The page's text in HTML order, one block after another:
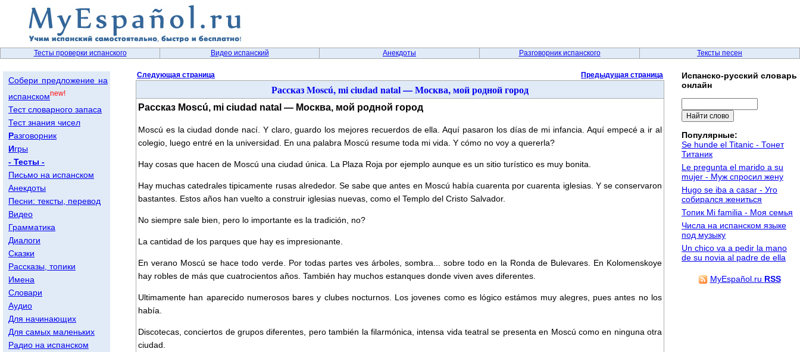
Тесты проверки испанского Видео испанский Анекдоты Разговорник испанского Тексты песен
Собери предложение на
испанскомnew!
Тест словарного запаса
Тест знания чисел
Разговорник
Игры
- Тесты -
Письмо на испанском
Анекдоты
Песни: тексты, перевод
Видео
Грамматика
Диалоги
Сказки
Рассказы, топики
Имена
Словари
Аудио
Для начинающих
Для самых маленьких
Радио на испанском
Следующая страница Предыдущая страница
Рассказ Moscú, mi ciudad natal — Москва, мой родной город
Рассказ Moscú, mi ciudad natal — Москва, мой родной город
Moscú es la ciudad donde nací. Y claro, guardo los mejores recuerdos de ella. Aquí pasaron los días de mi infancia. Aquí empecé a ir al
colegio, luego entré en la universidad. En una palabra Moscú resume toda mi vida. Y cómo no voy a quererla?
Hay cosas que hacen de Moscú una ciudad única. La Plaza Roja por ejemplo aunque es un sitio turístico es muy bonita.
Hay muchas catedrales tipicamente rusas alrededor. Se sabe que antes en Moscú había cuarenta por cuarenta iglesias. Y se conservaron
bastantes. Estos años han vuelto a construir iglesias nuevas, como el Templo del Cristo Salvador.
No siempre sale bien, pero lo importante es la tradición, no?
La cantidad de los parques que hay es impresionante.
En verano Moscú se hace todo verde. Por todas partes ves árboles, sombra... sobre todo en la Ronda de Bulevares. En Kolomenskoye
hay robles de más que cuatrocientos años. También hay muchos estanques donde viven aves diferentes.
Ultimamente han aparecido numerosos bares y clubes nocturnos. Los jovenes como es lógico estámos muy alegres, pues antes no los
había.
Discotecas, conciertos de grupos diferentes, pero también la filarmónica, intensa vida teatral se presenta en Moscú como en ninguna otra
ciudad.
Испанско-русский словарь
онлайн
Популярные:
Se hunde el Titanic - Тонет
Титаник
Le pregunta el marido a su
mujer - Муж спросил жену
Hugo se iba a casar - Уго
собирался жениться
Топик Mi familia - Моя семья
Числа на испанском языке
под музыку
Un chico va a pedir la mano
de su novia al padre de ella
MyEspañol.ru RSS